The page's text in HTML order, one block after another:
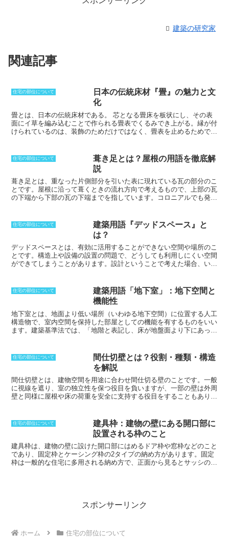
建築の研究家
関連記事
住宅の部位について
日本の伝統床材『畳』の魅力と文
化
畳とは、日本の伝統床材である。
芯となる畳床を板状にし、その表
面にイ草を編み込むことで作られる畳表でくるみでき上がる。縁が付
けられているのは、装飾のためだけではなく、畳表を止めるためであ
本。関東と関西で違い、団地用の一回り小さいサイズもあり、地域に
よって規格が異なる。こうした「畳」の文化は、他の国には見られな
いもので、日本固有の文化と言える。畳が誕生したのは平安時代から
で、寝具の代わりとして必要な室内の必要な箇所に置かれていたが、
鎌倉時代から床材として全面に敷かれるようになった。
住宅の部位について
葺き足とは？屋根の用語を徹底解
説
葺き足とは、重なった片側部分を引いた表に現れている瓦の部分のこ
とです。屋根に沿って葺くときの流れ方向で考えるもので、上部の瓦
の下端から下部の瓦の下端までを指しています。コロニアルでも発生
鉄板などの場合、長くした場合には、ゆったりとした感じを作り出す
ことができ、短くすると繊細な印象になります。葺き足が分かるよう
になると、瓦割りをするときに、野地の長さの寸法から葺き足の寸法
を割れば、いったい何枚必要になるのかを図面上から追うことができ
るようになります。葺き足の役割は、屋根の防水性を高めることで
す。瓦やコロニアルが重なる部分に隙間があると、そこから雨水が浸
き足のデザインによって、屋根の印象は大きく変わります。
住宅の部位について
建築用語『デッドスペース』と
は？
デッドスペースとは、有効に活用することができない空間や場所のこ
とです。構造上や設備の設置の問題で、どうしても利用しにくい空間
ができてしまうことがあります。設計ということで考えた場合、いか
空間がゆがんでおり、角が鋭角になってしまうなど、何も利用できな
いといったデッドスペースは、設計上でも解消することが難しいで
す。図面上では家具を置くことができても、実際には扉を開くと何も
物を置くことができないといったデッドスペースも存在します。人間
の動作の範囲なども関係してくるため、でき上がってみたら使えない
といったことも出てくるため、設計の段階から十分な検討が必要とな
住宅の部位について
建築用語「地下室」：地下空間と
機能性
地下室とは、地面より低い場所（いわゆる地下空間）に位置する人工
構造物で、室内空間を保持した部屋としての機能を有するものをいい
ます。建築基準法では、「地階と表記し、床が地盤面より下にあっ
衛生面などで適切な処置を施す必要がありますが、年間を通して温度
変化が少なく、断熱性や遮音性が高いという特徴があります。
また、
延床面積の３分の１以下までなら延床面積に算入されないため、土地
の有効活用という点でメリットがあります。採光のためにドライエイ
リア（空堀）を設けた地下室はリビングや寝室などに、開口部のない
地下室は納戸やオーディオルームなどに利用できます。
住宅の部位について
間仕切壁とは？役割・種類・構造
を解説
間仕切壁とは、建物空間を用途に合わせ間仕切る壁のことです。一般
に視線を遮り、室の独立性を保つ役目を負いますが、一部の壁は外周
壁と同様に屋根や床の荷重を安全に支持する役目をすることもありま
に要求されます。構造は一般に壁の両壁面を化粧する仕上げと、その
下地部分、壁体の3層から構成されています。ログハウスの場合、耐
力壁であるログウォールの間仕切り壁、ツー･バイ･フォー工法や在
来構法でつくられる間仕切り壁があります。また、ログウォールの場
合は、開口部にアーチカットを取り入れることもよくあります。
住宅の部位について
建具枠：建物の壁にある開口部に
設置される枠のこと
建具枠は、建物の壁に設けた開口部にはめるドア枠や窓枠などのこと
であり、固定枠とケーシング枠の2タイプの納め方があります。固定
枠は一般的な住宅に多用される納め方で、正面から見るとサッシの額
スポンサーリンク
ホーム 住宅の部位について